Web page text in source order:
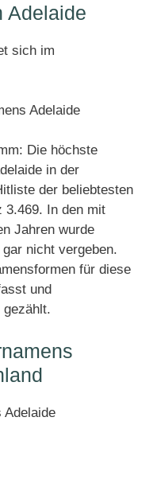
Adelaide
sich im
Die höchste
in der
der beliebtesten
3.469. In den mit
Jahren wurde
nicht vergeben.
für diese
und